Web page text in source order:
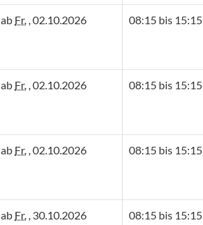
ab Fr. , 02.10.2026 08:15 bis 15:15
ab Fr. , 02.10.2026 08:15 bis 15:15
ab Fr. , 02.10.2026 08:15 bis 15:15
ab Fr. , 30.10.2026 08:15 bis 15:15